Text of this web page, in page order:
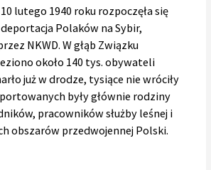
lutego 1940 roku rozpoczęła się
Polaków na Sybir,
NKWD. W głąb Związku
około 140 tys. obywateli
już w drodze, tysiące nie wróciły
były głównie rodziny
pracowników służby leśnej i
obszarów przedwojennej Polski.